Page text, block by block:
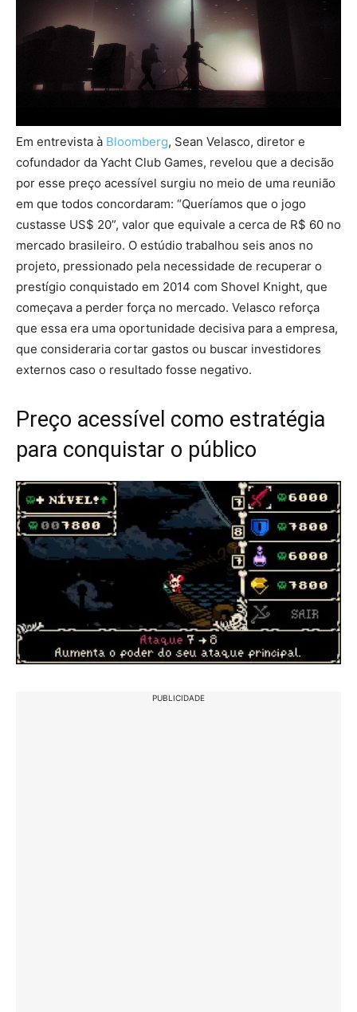
Em entrevista à Bloomberg, Sean Velasco, diretor e
cofundador da Yacht Club Games, revelou que a decisão
por esse preço acessível surgiu no meio de uma reunião
em que todos concordaram: “Queríamos que o jogo
custasse US$ 20”, valor que equivale a cerca de R$ 60 no
mercado brasileiro. O estúdio trabalhou seis anos no
projeto, pressionado pela necessidade de recuperar o
prestígio conquistado em 2014 com Shovel Knight, que
começava a perder força no mercado. Velasco reforça
que essa era uma oportunidade decisiva para a empresa,
que consideraria cortar gastos ou buscar investidores
externos caso o resultado fosse negativo.
Preço acessível como estratégia
para conquistar o público
PUBLICIDADE